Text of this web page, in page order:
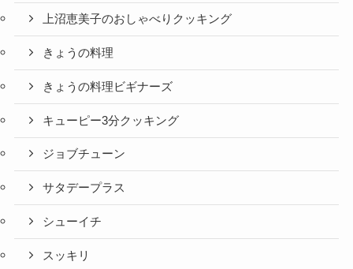
上沼恵美子のおしゃべりクッキング
きょうの料理
きょうの料理ビギナーズ
キューピー3分クッキング
ジョブチューン
サタデープラス
シューイチ
スッキリ